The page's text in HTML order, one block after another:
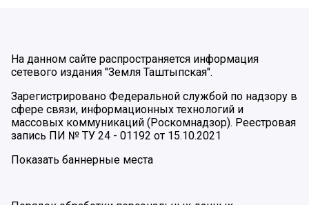
На данном сайте распространяется информация
сетевого издания "Земля Таштыпская".
Зарегистрировано Федеральной службой по надзору в
сфере связи, информационных технологий и
массовых коммуникаций (Роскомнадзор). Реестровая
запись ПИ № ТУ 24 - 01192 от 15.10.2021
Показать баннерные места